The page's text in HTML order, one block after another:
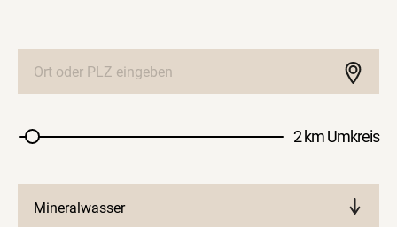
2 km Umkreis
Mineralwasser